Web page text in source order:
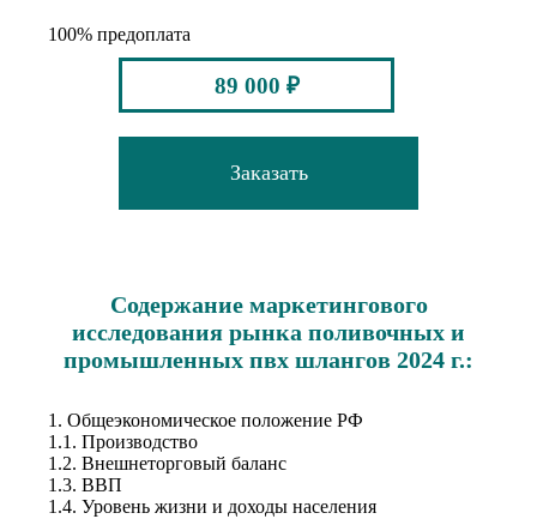
100% предоплата
89 000 ₽
Заказать
Содержание маркетингового
исследования рынка поливочных и
промышленных пвх шлангов 2024 г.:
1. Общеэкономическое положение РФ
1.1. Производство
1.2. Внешнеторговый баланс
1.3. ВВП
1.4. Уровень жизни и доходы населения